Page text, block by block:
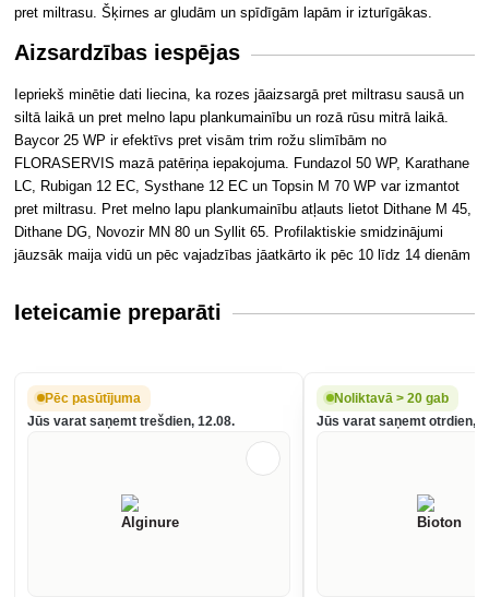
pret miltrasu. Šķirnes ar gludām un spīdīgām lapām ir izturīgākas.
Aizsardzības iespējas
Iepriekš minētie dati liecina, ka rozes jāaizsargā pret miltrasu sausā un
siltā laikā un pret melno lapu plankumainību un rozā rūsu mitrā laikā.
Baycor 25 WP ir efektīvs pret visām trim rožu slimībām no
FLORASERVIS mazā patēriņa iepakojuma. Fundazol 50 WP, Karathane
LC, Rubigan 12 EC, Systhane 12 EC un Topsin M 70 WP var izmantot
pret miltrasu. Pret melno lapu plankumainību atļauts lietot Dithane M 45,
Dithane DG, Novozir MN 80 un Syllit 65. Profilaktiskie smidzinājumi
jāuzsāk maija vidū un pēc vajadzības jāatkārto ik pēc 10 līdz 14 dienām
Ieteicamie preparāti
Pēc pasūtījuma
Jūs varat saņemt trešdien, 12.08.
Noliktavā > 20 gab
Jūs varat saņemt otrdien,